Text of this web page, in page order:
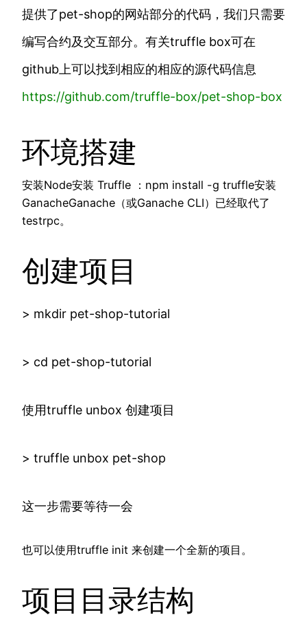
提供了pet-shop的网站部分的代码，我们只需要
编写合约及交互部分。有关truffle box可在
github上可以找到相应的相应的源代码信息
https://github.com/truffle-box/pet-shop-box
环境搭建
安装Node安装 Truffle ：npm install -g truffle安装
GanacheGanache（或Ganache CLI）已经取代了
testrpc。
创建项目
> mkdir pet-shop-tutorial
> cd pet-shop-tutorial
使用truffle unbox 创建项目
> truffle unbox pet-shop
这一步需要等待一会
也可以使用truffle init 来创建一个全新的项目。
项目目录结构